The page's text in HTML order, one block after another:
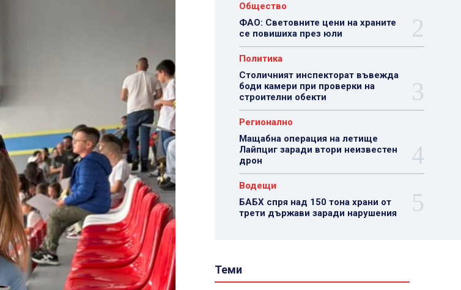
Общество
ФАО: Световните цени на храните
се повишиха през юли
Политика
Столичният инспекторат въвежда
боди камери при проверки на
строителни обекти
Регионално
Мащабна операция на летище
Лайпциг заради втори неизвестен
дрон
Водещи
БАБХ спря над 150 тона храни от
трети държави заради нарушения
Теми